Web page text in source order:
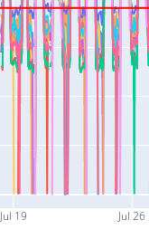
Jul 19 Jul 26